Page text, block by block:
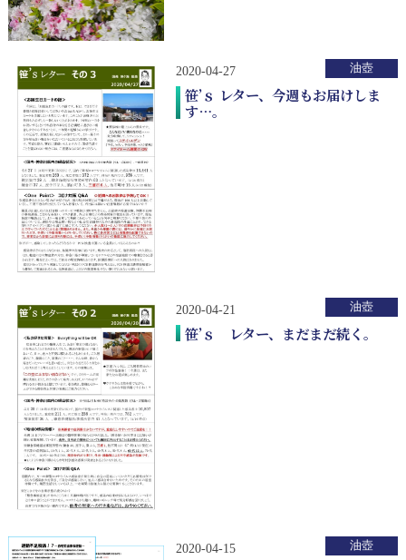
2020-04-27
笹’ｓ レター、今週もお届けしま
す…。
油壺
2020-04-21
笹’ｓ レター、まだまだ続く。
油壺
2020-04-15 油壺